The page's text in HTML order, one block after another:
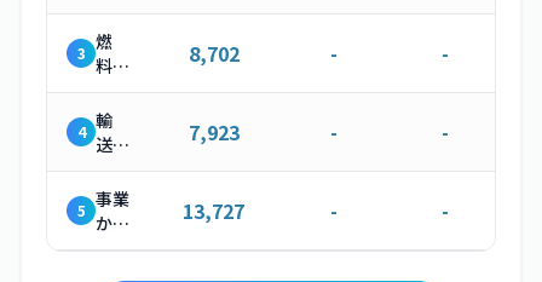
3 燃
料・
エネ
ルギ
ー関
動
8,702 - -
4 輸
送・
配送
（上
流）
7,923 - -
5 事業
から
発生
13,727 - -